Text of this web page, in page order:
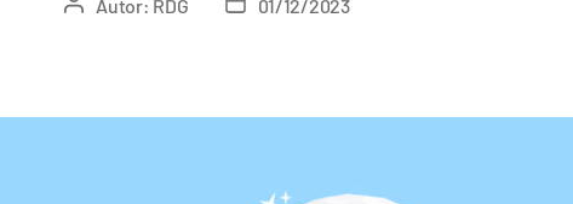
Autor: RDG 01/12/2023